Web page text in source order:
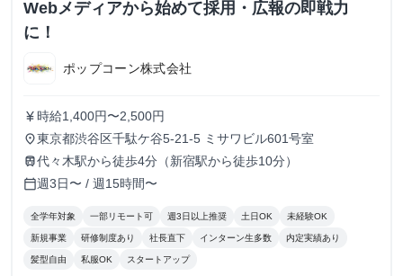
Webメディアから始めて採用・広報の即戦力
に！
ポップコーン株式会社
currency_yen 時給1,400円〜2,500円
place東京都渋谷区千駄ケ谷5-21-5 ミサワビル601号室
train代々木駅から徒歩4分（新宿駅から徒歩10分）
calendar_today週3日〜 / 週15時間〜
全学年対象 一部リモート可 週3日以上推奨 土日OK 未経験OK
新規事業 研修制度あり 社長直下 インターン生多数 内定実績あり
髪型自由 私服OK スタートアップ